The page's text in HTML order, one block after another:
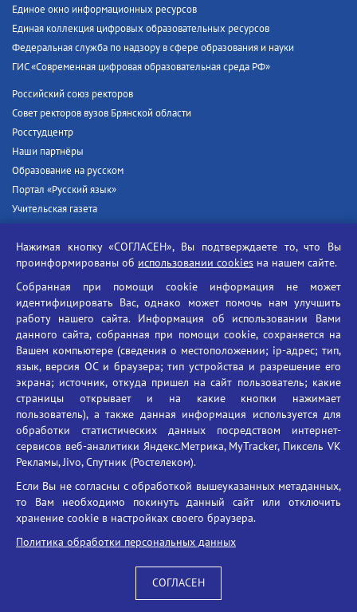
Единое окно информационных ресурсов
Единая коллекция цифровых образовательных ресурсов
Федеральная служба по надзору в сфере образования и науки
ГИС «Современная цифровая образовательная среда РФ»
Российский союз ректоров
Совет ректоров вузов Брянской области
Росстудцентр
Наши партнёры
Образование на русском
Портал «Русский язык»
Учительская газета
Единый портал государственных услуг
Противодействие угрозам информационной безопасности
Социальные ролики - Генеральная прокуратура РФ
Противодействие коррупции
БГУ против наркотиков
Брянский государственный университет
имени академика И.Г. Петровского
Время работы: пн-пт 09:00-18:00
Телефон: +7(4832)58-90-85
Вход
Нажимая кнопку «СОГЛАСЕН», Вы подтверждаете то, что Вы
проинформированы об использовании cookies на нашем сайте.
Собранная при помощи cookie информация не может
идентифицировать Вас, однако может помочь нам улучшить
работу нашего сайта. Информация об использовании Вами
данного сайта, собранная при помощи cookie, сохраняется на
Вашем компьютере (сведения о местоположении; ip-адрес; тип,
язык, версия ОС и браузера; тип устройства и разрешение его
экрана; источник, откуда пришел на сайт пользователь; какие
страницы открывает и на какие кнопки нажимает
пользователь), а также данная информация используется для
обработки статистических данных посредством интернет-
сервисов веб-аналитики Яндекс.Метрика, MyTracker, Пиксель VK
Рекламы, Jivo, Спутник (Ростелеком).
Если Вы не согласны с обработкой вышеуказанных метаданных,
то Вам необходимо покинуть данный сайт или отключить
хранение cookie в настройках своего браузера.
Политика обработки персональных данных
СОГЛАСЕН